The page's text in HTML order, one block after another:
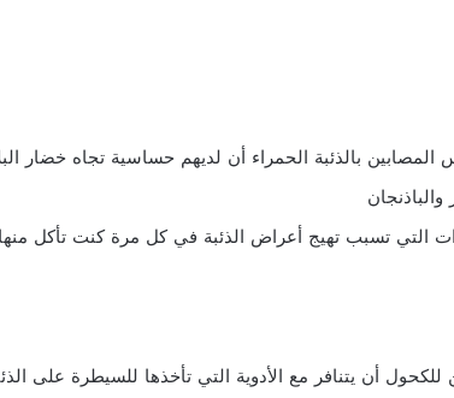
بالذئبة الحمراء أن لديهم حساسية تجاه خضار
التي تسبب تهيج أعراض الذئبة في كل مرة كنت تأكل
أن يتنافر مع الأدوية التي تأخذها للسيطرة على